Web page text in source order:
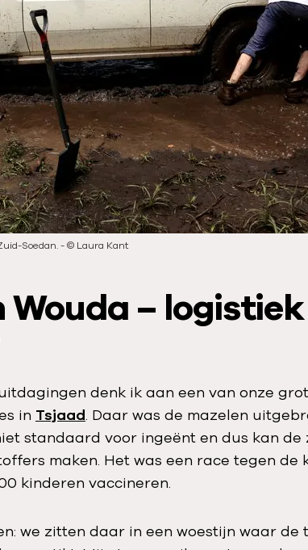
Soedan.-© Laura Kant
Wouda – logistiek
denk ik aan een van onze
in Tsjaad. Daar was de mazelen
standaard voor ingeënt en dus kan de
maken. Het was een race tegen de
kinderen vaccineren.
we zitten daar in een woestijn waar de